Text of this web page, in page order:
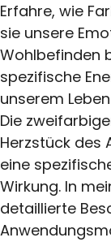
Erfahre, wie
sie unsere
Wohlbefinden
spezifische
unserem
Die
Herzstück des
eine
Wirkung. In
detaillierte